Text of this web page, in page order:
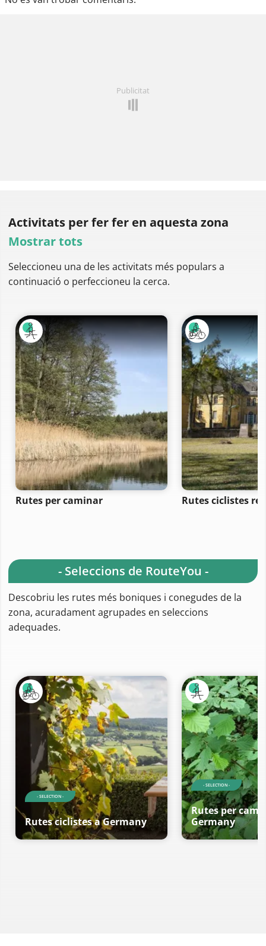
Publicitat
Activitats per ferfer en aquesta zona
Mostrar tots
Seleccioneu una de les activitats més populars a
continuació o perfeccioneu la cerca.
Rutes per caminar Rutes ciclistes
- Seleccions de RouteYou -
Descobriu les rutes més boniques i conegudes de la
zona, acuradament agrupades en seleccions
adequades.
- SELECTION -
Rutes ciclistes a Germany
- SELECTION -
Rutes per
Germany